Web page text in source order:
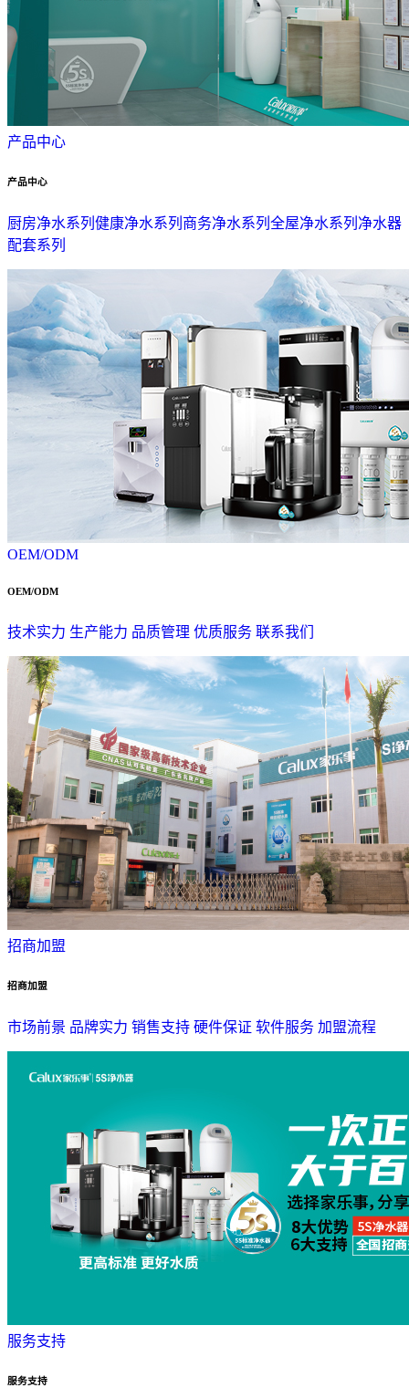
产品中心
产品中心
厨房净水系列 健康净水系列 商务净水系列 全屋净水系列 净水器
配套系列
OEM/ODM
OEM/ODM
技术实力 生产能力 品质管理 优质服务 联系我们
招商加盟
招商加盟
市场前景 品牌实力 销售支持 硬件保证 软件服务 加盟流程
服务支持
服务支持